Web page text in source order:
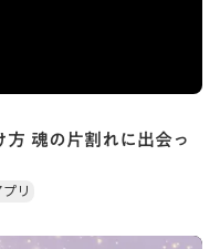
魂の片割れに出会っ
リ